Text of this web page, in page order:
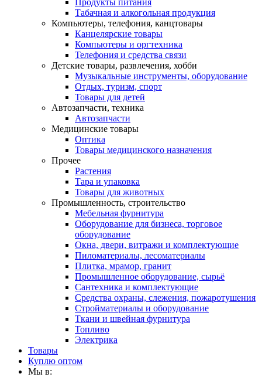
Продукты питания
Табачная и алкогольная продукция
Компьютеры, телефония, канцтовары
Канцелярские товары
Компьютеры и оргтехника
Телефония и средства связи
Детские товары, развлечения, хобби
Музыкальные инструменты, оборудование
Отдых, туризм, спорт
Товары для детей
Автозапчасти, техника
Автозапчасти
Медицинские товары
Оптика
Товары медицинского назначения
Прочее
Растения
Тара и упаковка
Товары для животных
Промышленность, строительство
Мебельная фурнитура
Оборудование для бизнеса, торговое
оборудование
Окна, двери, витражи и комплектующие
Пиломатериалы, лесоматериалы
Плитка, мрамор, гранит
Промышленное оборудование, сырьё
Сантехника и комплектующие
Средства охраны, слежения, пожаротушения
Стройматериалы и оборудование
Ткани и швейная фурнитура
Топливо
Электрика
Товары
Куплю оптом
Мы в: